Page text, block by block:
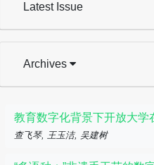
Latest Issue
Archives
教育数字化背景下开放大学
查飞琴, 王玉洁, 吴建树